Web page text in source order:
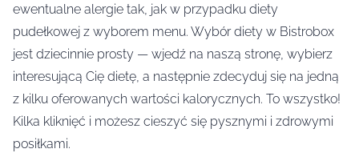
ewentualne alergie tak, jak w przypadku diety
pudełkowej z wyborem menu. Wybór diety w Bistrobox
jest dziecinnie prosty — wjedź na naszą stronę, wybierz
interesującą Cię dietę, a następnie zdecyduj się na jedną
z kilku oferowanych wartości kalorycznych. To wszystko!
Kilka kliknięć i możesz cieszyć się pysznymi i zdrowymi
posiłkami.